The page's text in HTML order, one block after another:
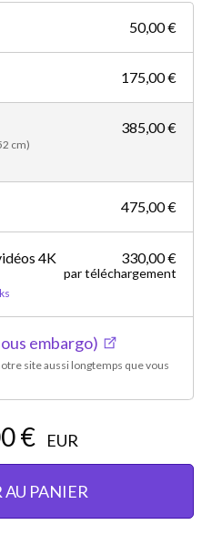
50,00 €
175,00 €
cm)
385,00 €
475,00 €
4K
330,00 €
par téléchargement
embargo)
site aussi longtemps que vous
€ EUR
PANIER